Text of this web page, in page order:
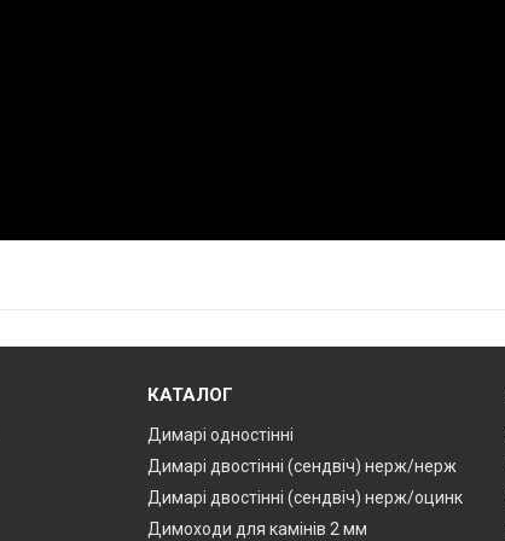
КАТАЛОГ
Димарі одностінні
Димарі двостінні (сендвіч) нерж/нерж
Димарі двостінні (сендвіч) нерж/оцинк
Димоходи для камінів 2 мм